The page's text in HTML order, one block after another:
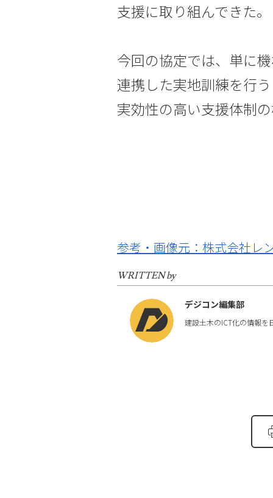
支援に取り組んできた。
今回の協定では、単に
連携した実地訓練を行
実効性の高い支援体制
参考・画像元：株式会社レ
WRITTEN by
デジコン編集部
建設土木のICT化の情報を